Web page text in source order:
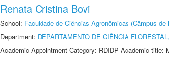
Renata Cristina Bovi
School: Faculdade de Ciências Agronômicas (Câmpus de
Department: DEPARTAMENTO DE CIÊNCIA
Academic Appointment Category: RDIDP Academic title: